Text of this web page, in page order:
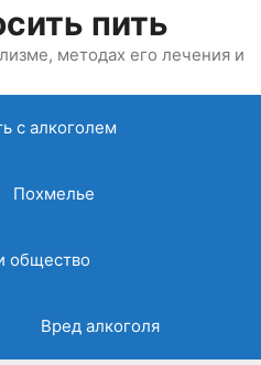
пить
методах его лечения и
с алкоголем
Похмелье
общество
Вред алкоголя